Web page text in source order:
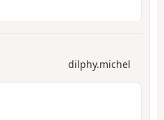
dilphy.michel